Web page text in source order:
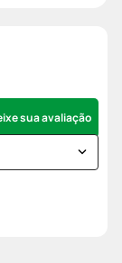
sua avaliação